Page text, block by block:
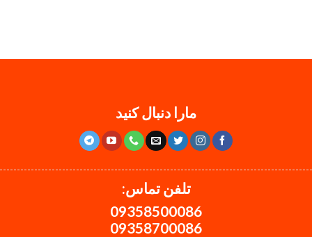
مارا دنبال کنید
تلفن تماس:
09358500086
09358700086